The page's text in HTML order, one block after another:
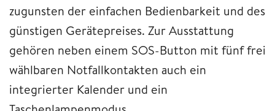
zugunsten der einfachen Bedienbarkeit und des
günstigen Gerätepreises. Zur Ausstattung
gehören neben einem SOS-Button mit fünf frei
wählbaren Notfallkontakten auch ein
integrierter Kalender und ein